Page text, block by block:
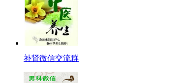
补肾微信交流群